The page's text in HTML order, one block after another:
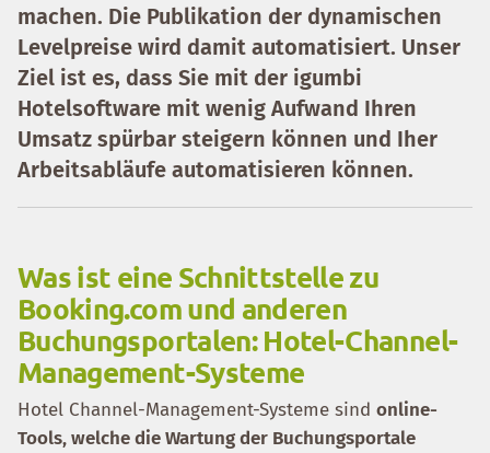
machen. Die Publikation der dynamischen
Levelpreise wird damit automatisiert. Unser
Ziel ist es, dass Sie mit der igumbi
Hotelsoftware mit wenig Aufwand Ihren
Umsatz spürbar steigern können und Iher
Arbeitsabläufe automatisieren können.
Was ist eine Schnittstelle zu
Booking.com und anderen
Buchungsportalen: Hotel-Channel-
Management-Systeme
Hotel Channel-Management-Systeme sind online-
Tools, welche die Wartung der Buchungsportale